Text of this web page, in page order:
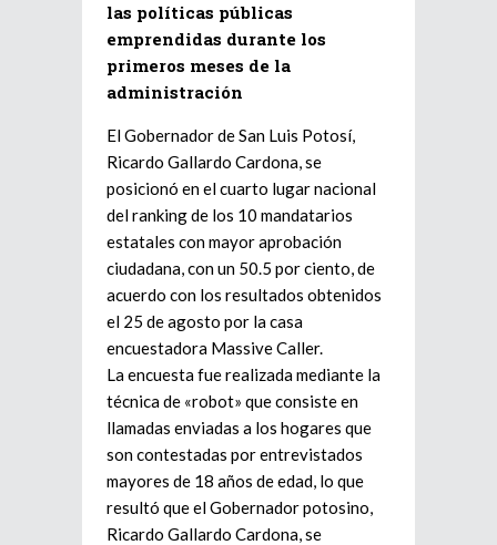
las políticas públicas
emprendidas durante los
primeros meses de la
administración
El Gobernador de San Luis Potosí,
Ricardo Gallardo Cardona, se
posicionó en el cuarto lugar nacional
del ranking de los 10 mandatarios
estatales con mayor aprobación
ciudadana, con un 50.5 por ciento, de
acuerdo con los resultados obtenidos
el 25 de agosto por la casa
encuestadora Massive Caller.
La encuesta fue realizada mediante la
técnica de «robot» que consiste en
llamadas enviadas a los hogares que
son contestadas por entrevistados
mayores de 18 años de edad, lo que
resultó que el Gobernador potosino,
Ricardo Gallardo Cardona, se